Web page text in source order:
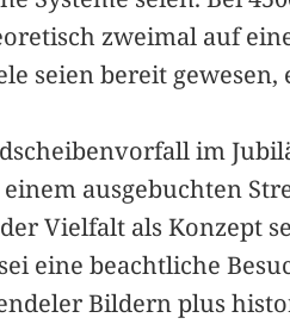
zweimal auf
seien bereit
im
ausgebuchten
Vielfalt als Konzept
eine beachtliche
Bildern plus